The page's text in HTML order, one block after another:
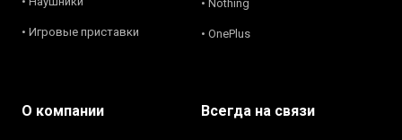
• Игровые приставки
• Nothing
• OnePlus
О компании Всегда на связи